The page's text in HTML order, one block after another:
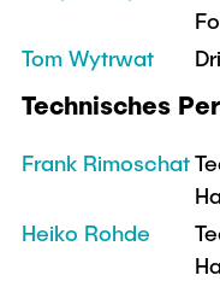
Tom Wytrwat
Technisches
Frank Rimoschat
Heiko Rohde